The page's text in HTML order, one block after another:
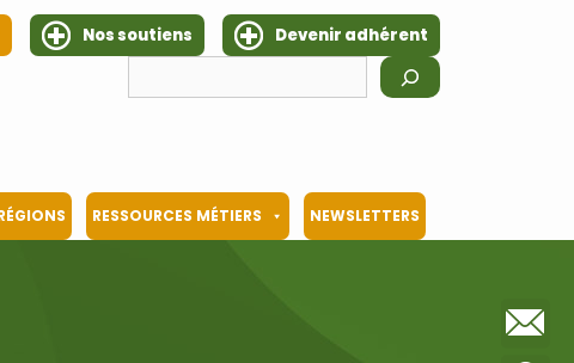
Nos soutiens
Devenir adhérent
RESSOURCES MÉTIERS NEWSLETTERS